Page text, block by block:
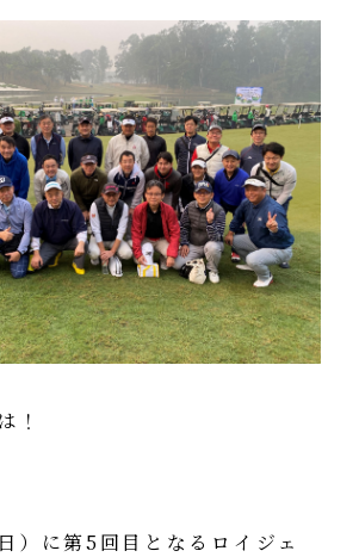
！
）に第5回目となるロイジェ